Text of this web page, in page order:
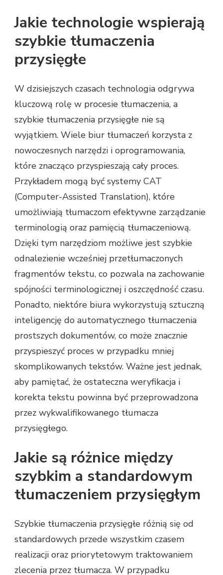
Jakie technologie wspierają
szybkie tłumaczenia
przysięgłe
W dzisiejszych czasach technologia odgrywa
kluczową rolę w procesie tłumaczenia, a
szybkie tłumaczenia przysięgłe nie są
wyjątkiem. Wiele biur tłumaczeń korzysta z
nowoczesnych narzędzi i oprogramowania,
które znacząco przyspieszają cały proces.
Przykładem mogą być systemy CAT
(Computer-Assisted Translation), które
umożliwiają tłumaczom efektywne zarządzanie
terminologią oraz pamięcią tłumaczeniową.
Dzięki tym narzędziom możliwe jest szybkie
odnalezienie wcześniej przetłumaczonych
fragmentów tekstu, co pozwala na zachowanie
spójności terminologicznej i oszczędność czasu.
Ponadto, niektóre biura wykorzystują sztuczną
inteligencję do automatycznego tłumaczenia
prostszych dokumentów, co może znacznie
przyspieszyć proces w przypadku mniej
skomplikowanych tekstów. Ważne jest jednak,
aby pamiętać, że ostateczna weryfikacja i
korekta tekstu powinna być przeprowadzona
przez wykwalifikowanego tłumacza
przysięgłego.
Jakie są różnice między
szybkim a standardowym
tłumaczeniem przysięgłym
Szybkie tłumaczenia przysięgłe różnią się od
standardowych przede wszystkim czasem
realizacji oraz priorytetowym traktowaniem
zlecenia przez tłumacza. W przypadku